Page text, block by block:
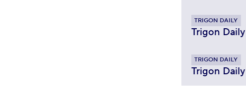
TRIGON DAILY
Trigon
TRIGON DAILY
Trigon